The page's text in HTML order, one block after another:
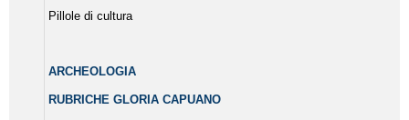
Pillole di cultura
ARCHEOLOGIA
RUBRICHE GLORIA CAPUANO